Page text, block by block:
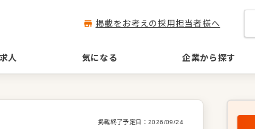
掲載をお考えの採用担当者様へ
人 気になる 企業から探す
掲載終了予定日： 2026/09/24